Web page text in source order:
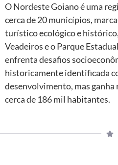
O Nordeste Goiano é uma
cerca de 20 municípios,
turístico ecológico e
Veadeiros e o Parque
enfrenta desafios
historicamente identificada
desenvolvimento, mas
cerca de 186 mil habitantes.